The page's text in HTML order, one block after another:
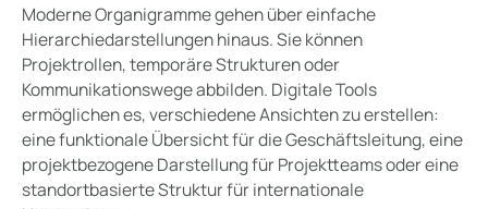
Moderne Organigramme gehen über einfache
Hierarchiedarstellungen hinaus. Sie können
Projektrollen, temporäre Strukturen oder
Kommunikationswege abbilden. Digitale Tools
ermöglichen es, verschiedene Ansichten zu erstellen:
eine funktionale Übersicht für die Geschäftsleitung, eine
projektbezogene Darstellung für Projektteams oder eine
standortbasierte Struktur für internationale